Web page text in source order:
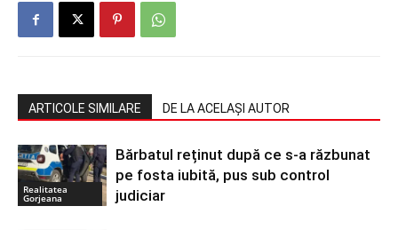
ARTICOLE SIMILARE DE LA ACELAȘI AUTOR
Realitatea
Gorjeana
Bărbatul reținut după ce s-a răzbunat
pe fosta iubită, pus sub control
judiciar